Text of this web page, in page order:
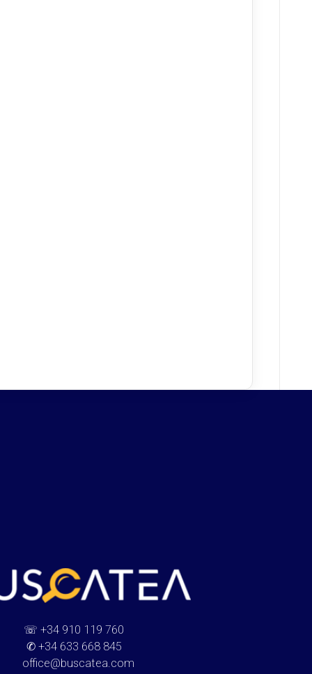
☏+34 910 119 760
✆ +34 633 668 845
office@buscatea.com